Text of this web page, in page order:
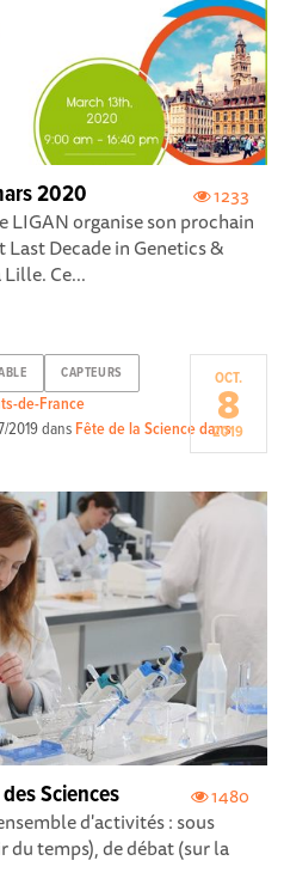
1233
2020
LIGAN organise son prochain
Decade in Genetics &
Ce...
CAPTEURS
de-France
2019dans Fête de la Science dans
OCT.
8
2019
1480
Sciences
d'activités : sous
temps), de débat (sur la